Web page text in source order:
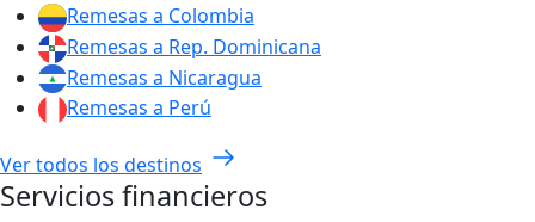
Remesas a Colombia
Remesas a Rep. Dominicana
Remesas a Nicaragua
Remesas a Perú
Ver todos los destinos
Servicios financieros